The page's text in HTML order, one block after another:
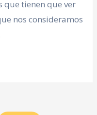
que tienen que ver
nos consideramos